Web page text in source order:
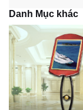
Danh Mục khác